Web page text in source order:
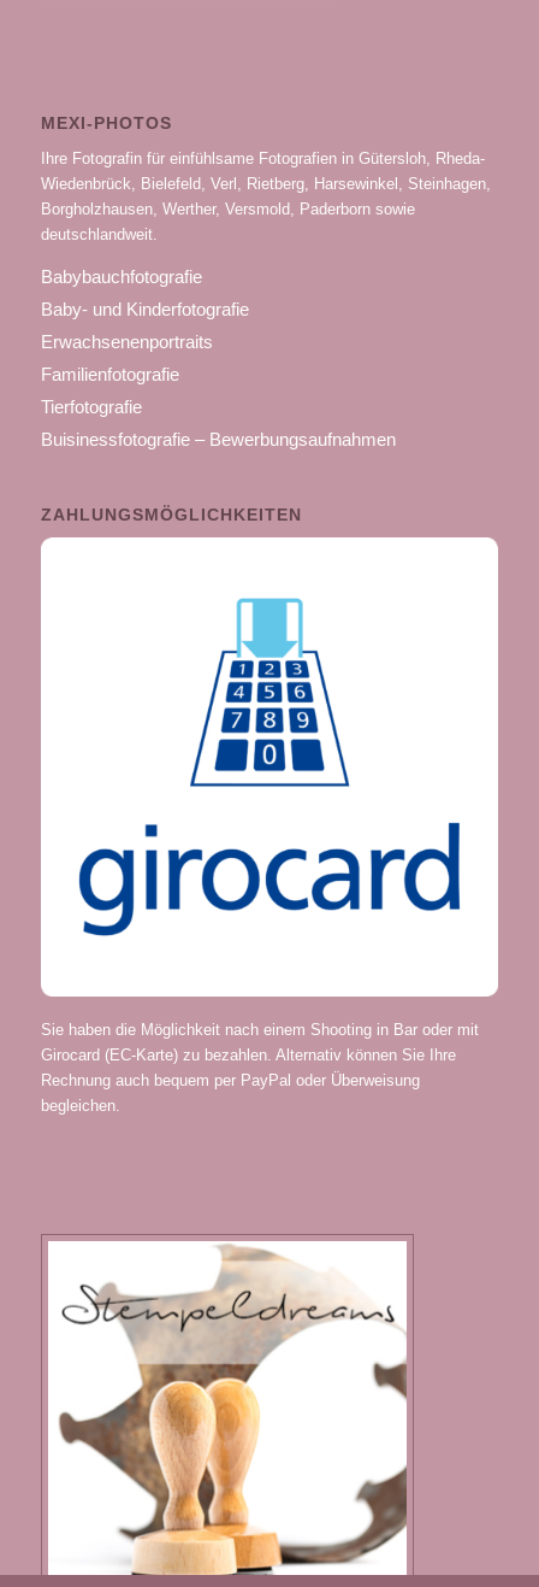
MEXI-PHOTOS
Ihre Fotografin für einfühlsame Fotografien in Gütersloh, Rheda-
Wiedenbrück, Bielefeld, Verl, Rietberg, Harsewinkel, Steinhagen,
Borgholzhausen, Werther, Versmold, Paderborn sowie
deutschlandweit.
Babybauchfotografie
Baby- und Kinderfotografie
Erwachsenenportraits
Familienfotografie
Tierfotografie
Buisinessfotografie – Bewerbungsaufnahmen
ZAHLUNGSMÖGLICHKEITEN
Sie haben die Möglichkeit nach einem Shooting in Bar oder mit
Girocard (EC-Karte) zu bezahlen. Alternativ können Sie Ihre
Rechnung auch bequem per PayPal oder Überweisung
begleichen.